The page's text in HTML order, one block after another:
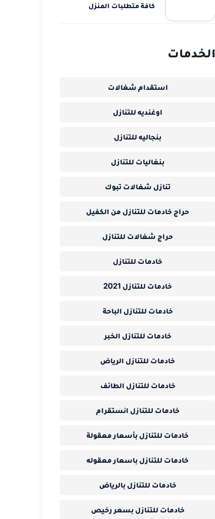
كافة متطلبات المنزل
الخدمات
استقدام شغالات
اوغنديه للتنازل
بنجاليه للتنازل
بنغاليات للتنازل
تنازل شغالات تبوك
حراج خادمات للتنازل من الكفيل
حراج شغالات للتنازل
خادمات للتنازل
خادمات للتنازل 2021
خادمات للتنازل الباحة
خادمات للتنازل الخبر
خادمات للتنازل الرياض
خادمات للتنازل الطائف
خادمات للتنازل انستقرام
خادمات للتنازل بأسعار معقولة
خادمات للتنازل باسعار معقوله
خادمات للتنازل بالرياض
خادمات للتنازل بسعر رخيص